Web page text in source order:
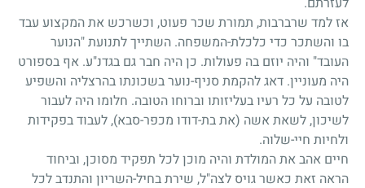
אז למד שרברבות, תמורת שכר פעוט, וכשרכש את המקצוע עבד
בו והשתכר כדי כלכלת-המשפחה. השתייך לתנועת "הנוער
העובד" והיה יוזם בה פעולות. כן היה חבר גם בגדנ"ע. אף בספורט
היה מעוניין. דאג להקמת סניף-נוער בשכונתו בהרצליה והשפיע
לטובה על כל רעיו בעליזותו וברוחו הטובה. חלומו היה לעבור
לשיכון, לשאת אשה (את בת-דודו מכפר-סבא), לעבוד בפקידות
ולחיות חיי-שלוה.
חיים אהב את המולדת והיה מוכן לכל תפקיד מסוכן, וביחוד
הראה זאת כאשר גויס לצה"ל, שירת בחיל-השריון והתנדב לכל